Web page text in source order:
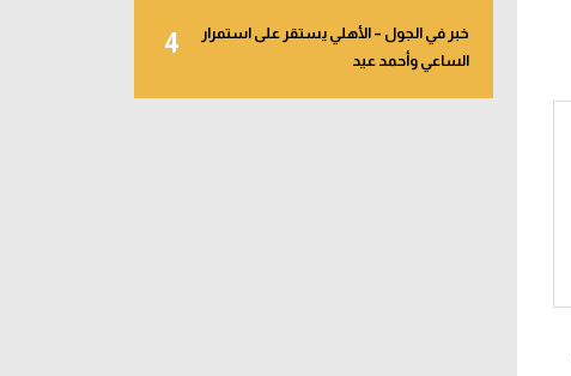
4
خبر في الجول – الأهلي يستقر على استمرار
الساعي وأحمد عيد